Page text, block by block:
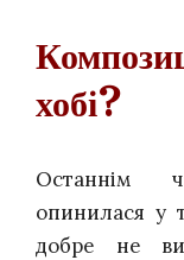
хобі?
Останнім
опинилася у
добре не